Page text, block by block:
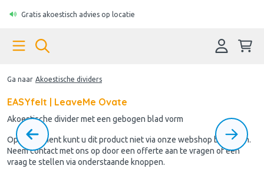
Gratis akoestisch advies op locatie
Ga naar Akoestische dividers
EASYfelt | LeaveMe Ovate
Akoestische divider met een gebogen blad vorm
Op dit moment kunt u dit product niet via onze webshop bestellen.
Neem contact met ons op door een offerte aan te vragen of een
vraag te stellen via onderstaande knoppen.